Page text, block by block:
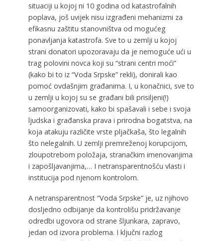
situaciji u kojoj ni 10 godina od katastrofalnih
poplava, još uvijek nisu izgrađeni mehanizmi za
efikasnu zaštitu stanovništva od mogućeg
ponavljanja katastrofa. Sve to u zemlji u kojoj
strani donatori upozoravaju da je nemoguće ući u
trag polovini novca koji su “strani centri moći”
(kako bi to iz “Voda Srpske” rekli), donirali kao
pomoć ovdašnjim građanima. I, u konačnici, sve to
u zemlji u kojoj su se građani bili prisiljeni(!)
samoorganizovati, kako bi spašavali i sebe i svoja
ljudska i građanska prava i prirodna bogatstva, na
koja atakuju različite vrste pljačkaša, što legalnih
što nelegalnih. U zemlji premreženoj korupcijom,
zloupotrebom položaja, stranačkim imenovanjima
i zapošljavanjima,… I netransparentnošću vlasti i
institucija pod njenom kontrolom.
A netransparentnost “Voda Srpske” je, uz njihovo
dosljedno odbijanje da kontrolišu pridržavanje
odredbi ugovora od strane šljunkara, zapravo,
jedan od izvora problema. I ključni razlog